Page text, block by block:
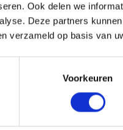
Ook delen we
Deze partners
verzameld op basis van
Voorkeuren